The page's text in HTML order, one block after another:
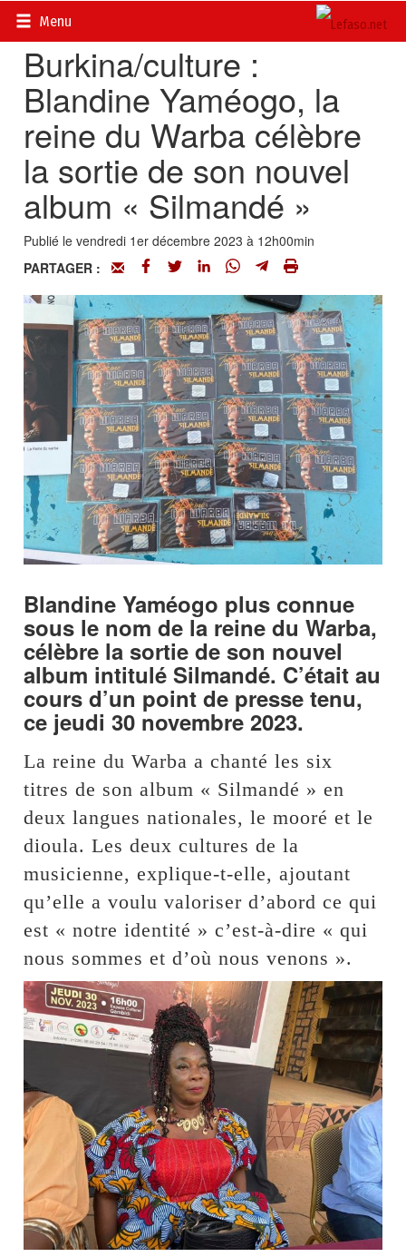
Menu
Accueil>
Burkina/culture :
Blandine Yaméogo, la
reine du Warba célèbre
la sortie de son nouvel
album « Silmandé »
Publié le vendredi 1er décembre 2023 à 12h00min
PARTAGER :
Blandine Yaméogo plus connue
sous le nom de la reine du Warba,
célèbre la sortie de son nouvel
album intitulé Silmandé. C’était au
cours d’un point de presse tenu,
ce jeudi 30 novembre 2023.
La reine du Warba a chanté les six
titres de son album « Silmandé » en
deux langues nationales, le mooré et le
dioula. Les deux cultures de la
musicienne, explique-t-elle, ajoutant
qu’elle a voulu valoriser d’abord ce qui
est « notre identité » c’est-à-dire « qui
nous sommes et d’où nous venons ».